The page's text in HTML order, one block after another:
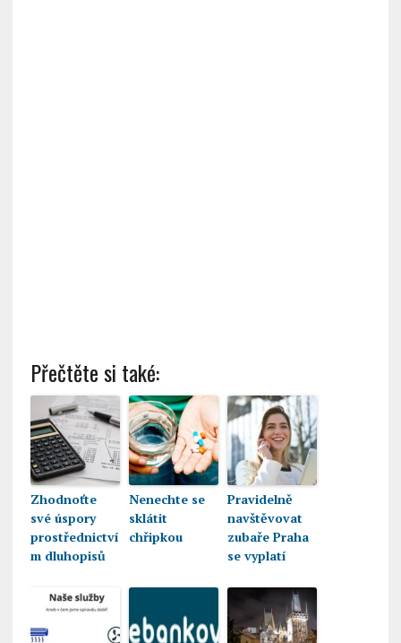
Přečtěte si také:
Zhodnoťte
své úspory
prostřednictví
m dluhopisů
Nenechte se
sklátit
chřipkou
Pravidelně
navštěvovat
zubaře Praha
se vyplatí